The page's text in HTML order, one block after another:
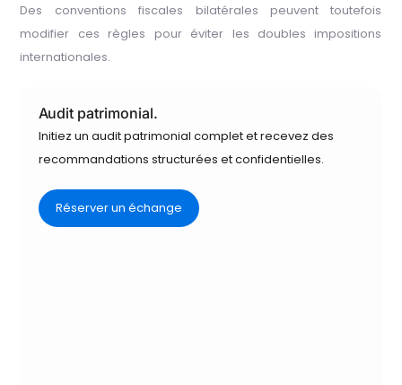
Des conventions fiscales bilatérales peuvent toutefois
modifier ces règles pour éviter les doubles impositions
internationales.
Audit patrimonial.
Initiez un audit patrimonial complet et recevez des
recommandations structurées et confidentielles.
Réserver un échange